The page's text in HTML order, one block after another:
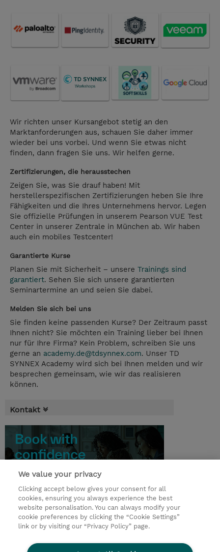
Wir richten unser Kursangebot stetig an den
Marktanforderungen aus, schauen Sie daher immer
wieder bei uns vorbei. Und wenn Sie etwas nicht
finden, dann fragen Sie uns. Wir helfen gerne.
Zertifizierungen, die herausstechen
Zeigen Sie, was Sie drauf haben! Mit
herstellerspezifischen Zertifizierungen heben Sie Ihre
Fähigkeiten und die Ihres Unternehmens hervor. Legen
Sie offizielle Prüfungen in unserem Pearson VUE Test
Center in unserer Zentrale in München ab. Wir haben
auch ein mobiles Testcenter!
Garantierte Kurse
Planen Sie mit Sicherheit – unsere Trainings sind
garantiert. Sehen Sie sich unsere garantierten
Seminartermine an und seien Sie dabei.
Melden Sie sich bei uns
Sie finden keine passenden Kurse? Der Zeitraum passt
Ihnen nicht? Sie möchten ein Training lieber bei Ihnen
nur für Ihre Firma? Kein Problem, schreiben Sie uns
gerne an academy.de@tdsynnex.com. Unser TD
SYNNEX Academy wird sich bei Ihnen melden und wir
besprechen gemeinsam, wie wir das realisieren
können.
Kontakt
We value your privacy
Clicking accept below gives your consent for all
cookies, ensuring you always experience the best
website personalisation. You can always modify your
cookie preferences by clicking the “Cookie Settings”
link or by visiting our “Privacy Policy” page.